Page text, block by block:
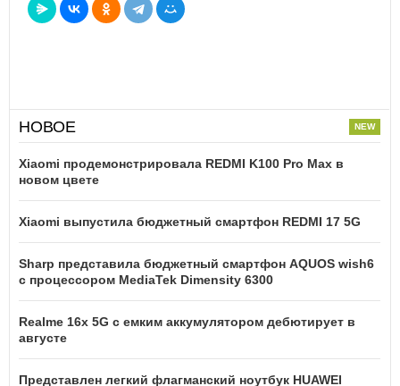
НОВОЕ
Xiaomi продемонстрировала REDMI K100 Pro Max в
новом цвете
Xiaomi выпустила бюджетный смартфон REDMI 17 5G
Sharp представила бюджетный смартфон AQUOS wish6
с процессором MediaTek Dimensity 6300
Realme 16x 5G с емким аккумулятором дебютирует в
августе
Представлен легкий флагманский ноутбук HUAWEI